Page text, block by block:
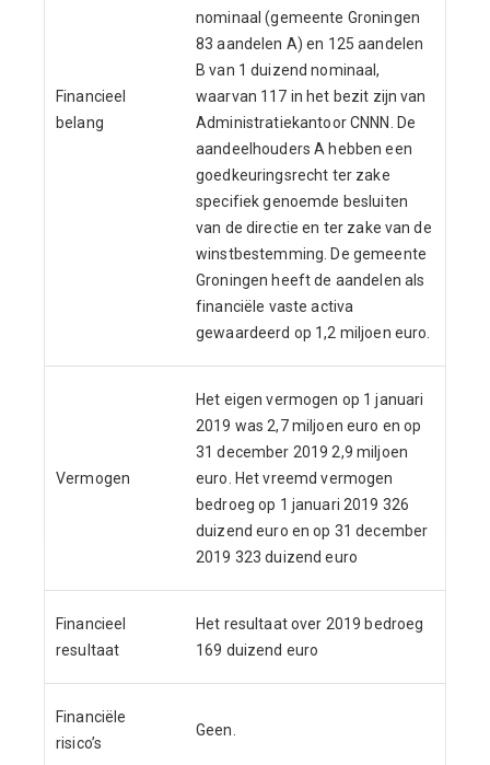
Financieel
belang
nominaal (gemeente Groningen
83 aandelen A) en 125 aandelen
B van 1 duizend nominaal,
waarvan 117 in het bezit zijn van
Administratiekantoor CNNN. De
aandeelhouders A hebben een
goedkeuringsrecht ter zake
specifiek genoemde besluiten
van de directie en ter zake van de
winstbestemming. De gemeente
Groningen heeft de aandelen als
financiële vaste activa
gewaardeerd op 1,2 miljoen euro.
Vermogen
Het eigen vermogen op 1 januari
2019 was 2,7 miljoen euro en op
31 december 2019 2,9 miljoen
euro. Het vreemd vermogen
bedroeg op 1 januari 2019 326
duizend euro en op 31 december
2019 323 duizend euro
Financieel
resultaat
Het resultaat over 2019 bedroeg
169 duizend euro
Financiële
risico’s
Geen.